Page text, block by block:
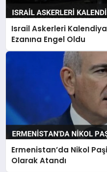
Israil Askerleri
Ezanına Engel Oldu
Ermenistan’da Nikol
Olarak Atandı